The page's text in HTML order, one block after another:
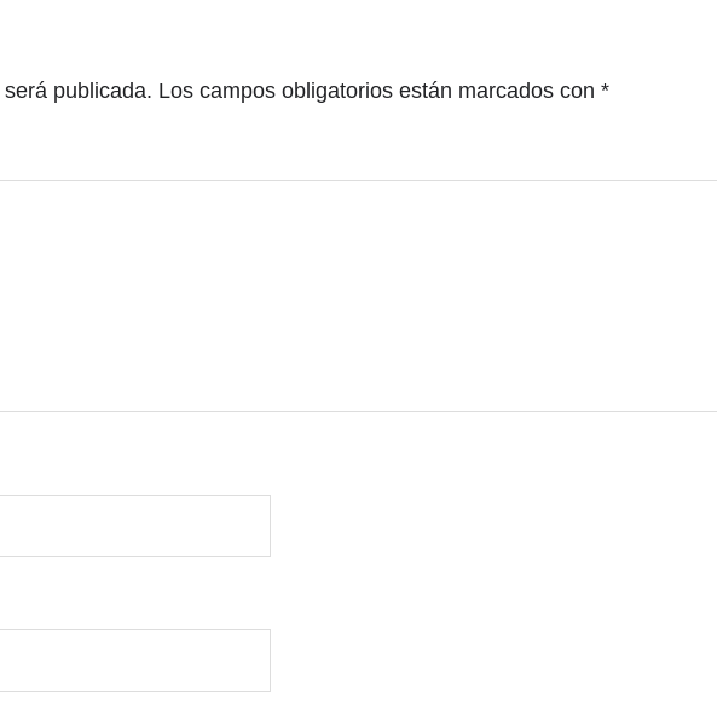
publicada. Los campos obligatorios están marcados con *